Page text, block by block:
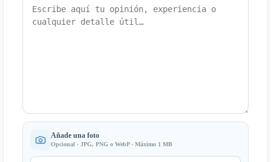
Añade una foto
Opcional · JPG, PNG o WebP · Máximo 1 MB